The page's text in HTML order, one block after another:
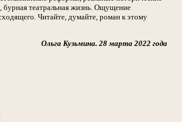
бурная театральная жизнь. Ощущение
Читайте, думайте, роман к этому
Ольга Кузьмина. 28 марта 2022 года